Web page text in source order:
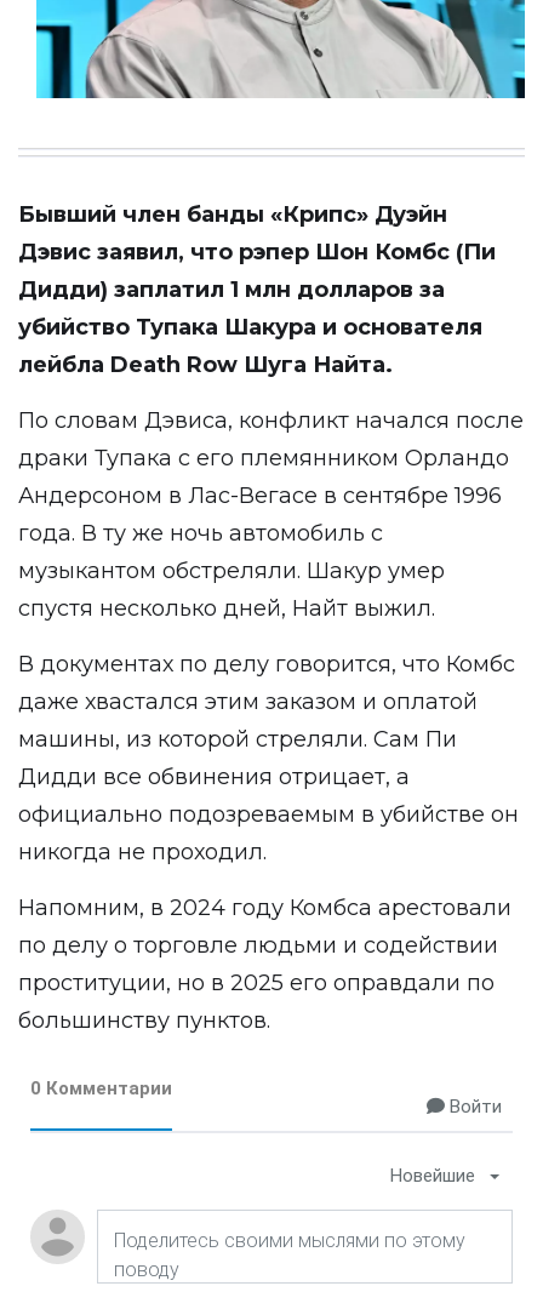
Бывший член банды «Крипс» Дуэйн
Дэвис заявил, что рэпер Шон Комбс (Пи
Дидди) заплатил 1 млн долларов за
убийство Тупака Шакура и основателя
лейбла Death Row Шуга Найта.
По словам Дэвиса, конфликт начался после
драки Тупака с его племянником Орландо
Андерсоном в Лас-Вегасе в сентябре 1996
года. В ту же ночь автомобиль с
музыкантом обстреляли. Шакур умер
спустя несколько дней, Найт выжил.
В документах по делу говорится, что Комбс
даже хвастался этим заказом и оплатой
машины, из которой стреляли. Сам Пи
Дидди все обвинения отрицает, а
официально подозреваемым в убийстве он
никогда не проходил.
Напомним, в 2024 году Комбса арестовали
по делу о торговле людьми и содействии
проституции, но в 2025 его оправдали по
большинству пунктов.
0 Комментарии
Войти
Новейшие